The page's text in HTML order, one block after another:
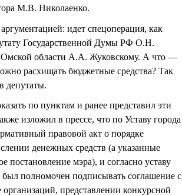
М.В. Николаенко.
идет спецоперация, как
Государственной Думы РФ О.Н.
Омской области А.А. Жуковскому. А что —
расхищать бюджетные средства? Так
депутаты.
по пунктам и ранее представил эти
изложил в прессе, что по Уставу города
правовой акт о порядке
денежных средств (а указанные
постановление мэра), и согласно уставу
полномочен подписывать соглашение с
представлении конкурсной